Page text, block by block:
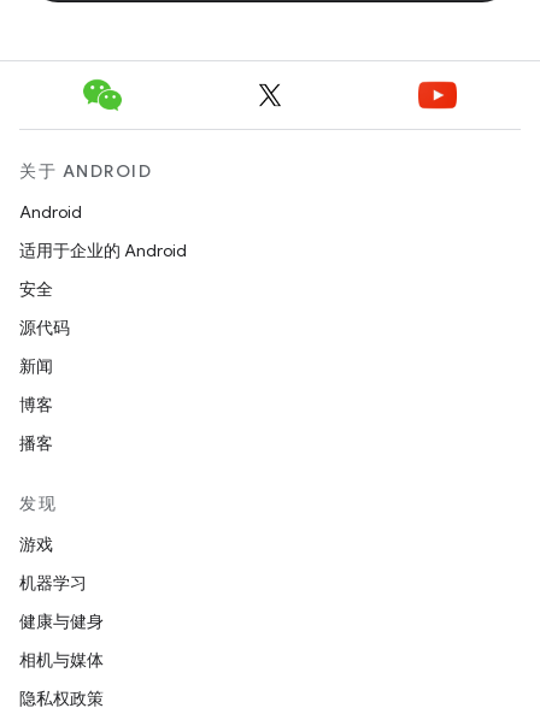
关于 ANDROID
Android
适用于企业的 Android
安全
源代码
新闻
博客
播客
发现
游戏
机器学习
健康与健身
相机与媒体
隐私权政策